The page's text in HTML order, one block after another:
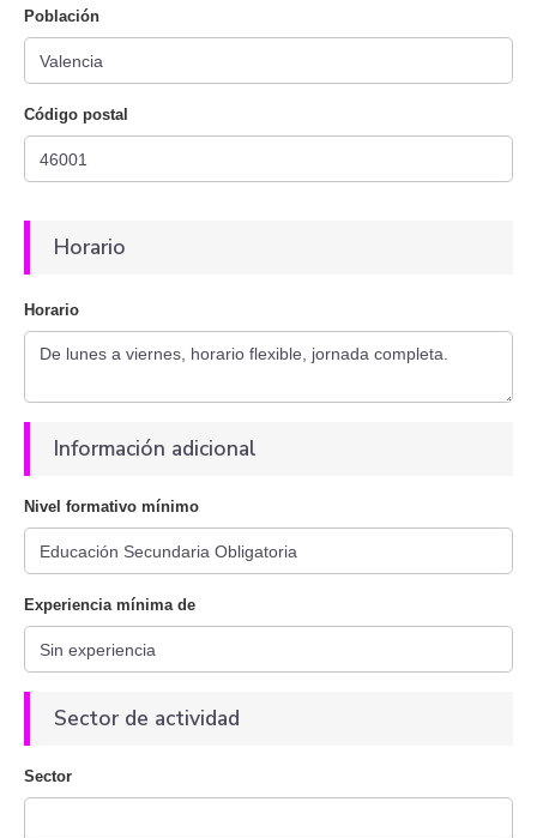
Población
Código postal
Horario
Horario
Información adicional
Nivel formativo mínimo
Experiencia mínima de
Sector de actividad
Sector